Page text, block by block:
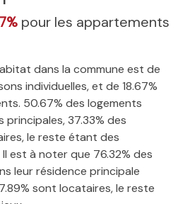
pour les appartements
dans la commune est de
individuelles, et de 18.67%
50.67% des logements
37.33% des
le reste étant des
est à noter que 76.32% des
leur résidence principale
sont locataires, le reste